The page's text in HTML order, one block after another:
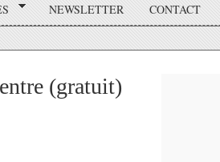
NEWSLETTER CONTACT
(gratuit)